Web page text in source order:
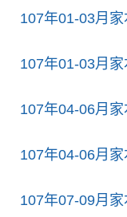
107年01-03月
107年01-03月
107年04-06月
107年04-06月
107年07-09月